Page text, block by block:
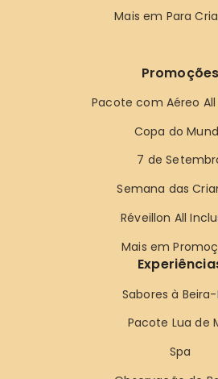
Mais em Para
Promoções
Pacote com Aéreo
Copa do
7 de
Semana das
Réveillon All
Mais em
Sabores à
Pacote Lua de
Spa